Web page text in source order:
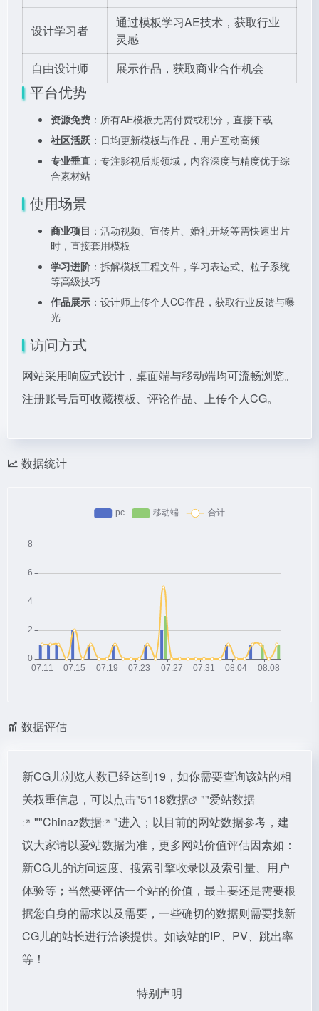
设计学习者
通过模板学习AE技术，获取行业
灵感
自由设计师
展示作品，获取商业合作机会
平台优势
资源免费 ：所有AE模板无需付费或积分，直接下载
社区活跃 ：日均更新模板与作品，用户互动高频
专业垂直 ：专注影视后期领域，内容深度与精度优于综
合素材站
使用场景
商业项目 ：活动视频、宣传片、婚礼开场等需快速出片
时，直接套用模板
学习进阶 ：拆解模板工程文件，学习表达式、粒子系统
等高级技巧
作品展示 ：设计师上传个人CG作品，获取行业反馈与曝
光
访问方式
网站采用响应式设计，桌面端与移动端均可流畅浏览。
注册账号后可收藏模板、评论作品、上传个人CG。
数据统计
数据评估
新CG儿浏览人数已经达到19，如你需要查询该站的相
关权重信息，可以点击"5118数据 ""爱站数据
""Chinaz数据
"进入；以目前的网站数据参考，建
议大家请以爱站数据为准，更多网站价值评估因素如：
新CG儿的访问速度、搜索引擎收录以及索引量、用户
体验等；当然要评估一个站的价值，最主要还是需要根
据您自身的需求以及需要，一些确切的数据则需要找新
CG儿的站长进行洽谈提供。如该站的IP、PV、跳出率
等！
特别声明